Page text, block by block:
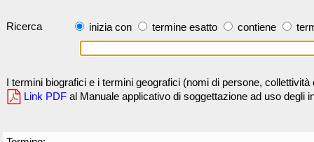
Ricerca inizia con termine esatto contiene
I termini biografici e i termini geografici (nomi di persone,
Link PDF al Manuale applicativo di soggettazione ad uso degli